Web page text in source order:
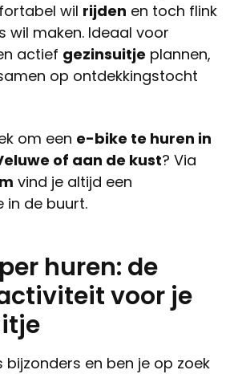
wil rijden en toch flink
wil maken. Ideaal voor
actief gezinsuitje plannen,
op ontdekkingstocht
om een e-bike te huren in
of aan de kust? Via
vind je altijd een
in de buurt.
huren: de
voor je
bijzonders en ben je op zoek